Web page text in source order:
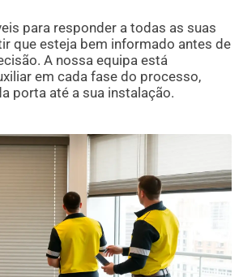
para responder a todas as suas
que esteja bem informado antes de
A nossa equipa está
em cada fase do processo,
porta até a sua instalação.